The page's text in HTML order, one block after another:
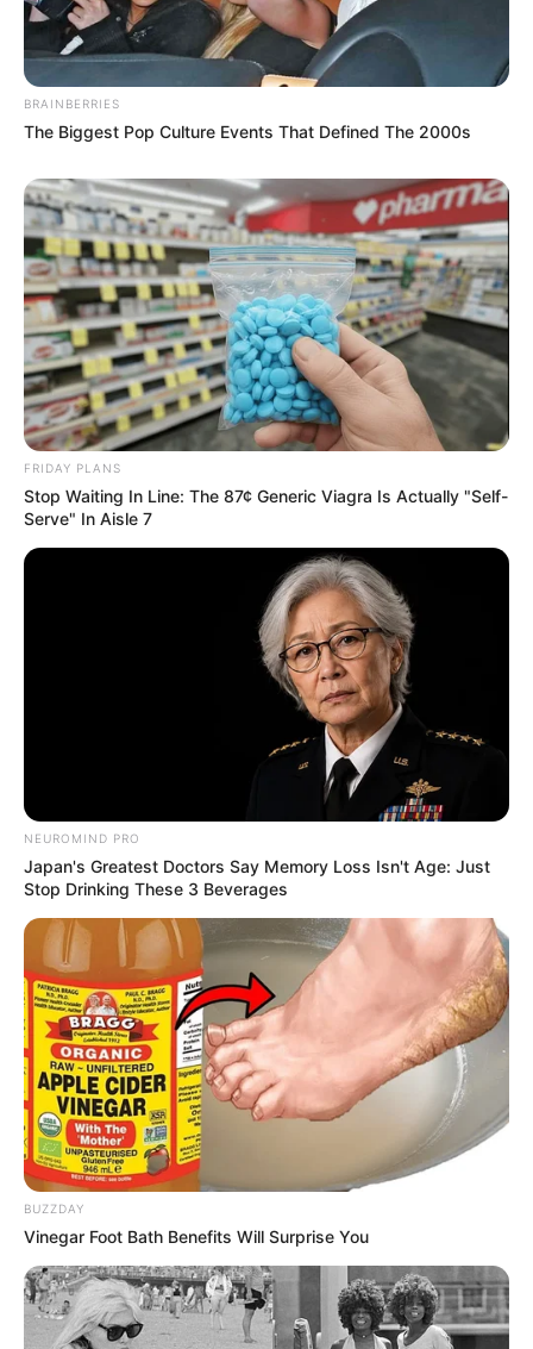
BRAINBERRIES
The Biggest Pop Culture Events That Defined The 2000s
FRIDAY PLANS
Stop Waiting In Line: The 87¢ Generic Viagra Is Actually "Self-
Serve" In Aisle 7
NEUROMIND PRO
Japan's Greatest Doctors Say Memory Loss Isn't Age: Just
Stop Drinking These 3 Beverages
BUZZDAY
Vinegar Foot Bath Benefits Will Surprise You